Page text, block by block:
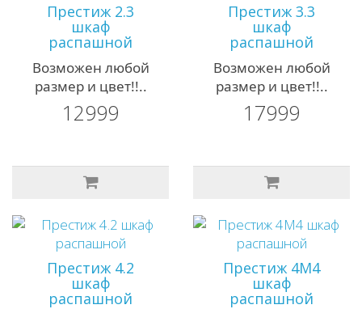
Престиж 2.3
шкаф
распашной
Возможен любой
размер и цвет!!..
12999
Престиж 3.3
шкаф
распашной
Возможен любой
размер и цвет!!..
17999
Престиж 4.2
шкаф
распашной
Престиж 4М4
шкаф
распашной